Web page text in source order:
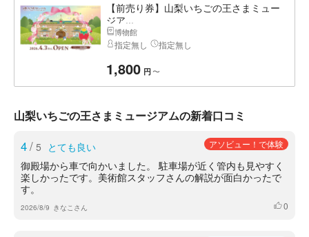
【前売り券】山梨いちごの王さまミュー
ジア...
博物館
指定無し 指定無し
1,800 円 〜
山梨いちごの王さまミュージアムの新着口コミ
4/ 5 とても良い アソビュー！で体験
御殿場から車で向かいました。 駐車場が近く管内も見やすく
楽しかったです。美術館スタッフさんの解説が面白かったで
す。
2026/8/9 きなこさん いいね
0